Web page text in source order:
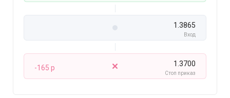
1.3865
Вход
-165 p 1.3700
Стоп приказ